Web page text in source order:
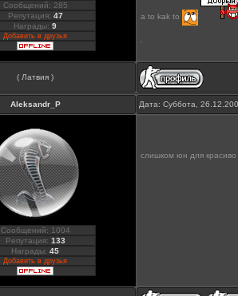
Сообщений: 285
Репутация: 47
Награды:9
Добавить в друзья
a to kak to
( Латвия )
Aleksandr_P Дата: Суббота,
Сообщений: 1004
Репутация: 133
Награды:45
Добавить в друзья
слишком юн для